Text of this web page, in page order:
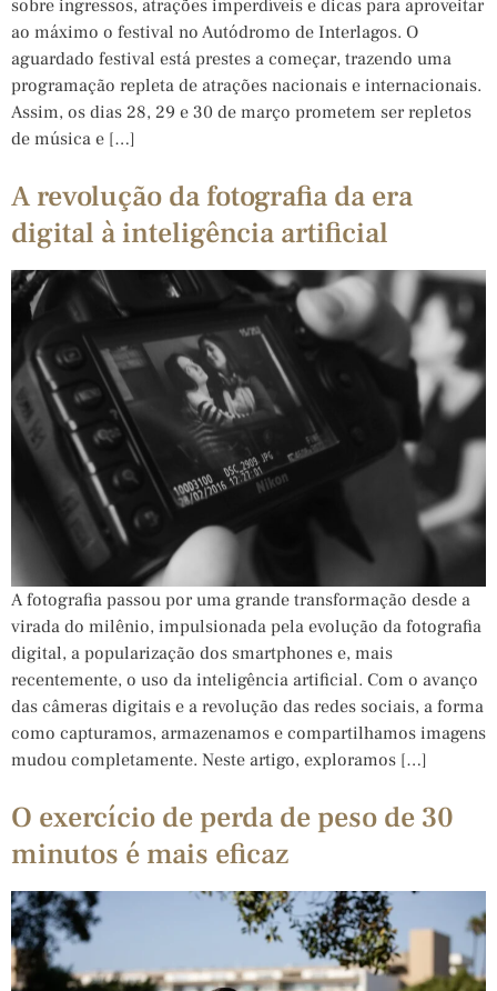
sobre ingressos, atrações imperdíveis e dicas para aproveitar
ao máximo o festival no Autódromo de Interlagos. O
aguardado festival está prestes a começar, trazendo uma
programação repleta de atrações nacionais e internacionais.
Assim, os dias 28, 29 e 30 de março prometem ser repletos
de música e […]
A revolução da fotografia da era
digital à inteligência artificial
A fotografia passou por uma grande transformação desde a
virada do milênio, impulsionada pela evolução da fotografia
digital, a popularização dos smartphones e, mais
recentemente, o uso da inteligência artificial. Com o avanço
das câmeras digitais e a revolução das redes sociais, a forma
como capturamos, armazenamos e compartilhamos imagens
mudou completamente. Neste artigo, exploramos […]
O exercício de perda de peso de 30
minutos é mais eficaz